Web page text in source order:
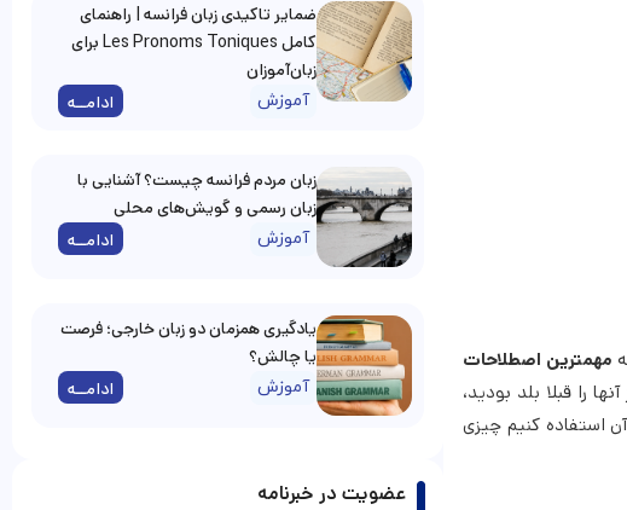
مهمترین اصطلاحات
را قبلا بلد بودید،
آن استفاده کنیم چیزی
ضمایر تاکیدی زبان فرانسه | راهنمای
کامل Les Pronoms Toniques برای
زبان‌آموزان
آموزش ادامــه
زبان مردم فرانسه چیست؟ آشنایی با
زبان رسمی و گویش‌های محلی
آموزش ادامــه
یادگیری همزمان دو زبان خارجی؛ فرصت
یا چالش؟
آموزش ادامــه
عضویت در خبرنامه